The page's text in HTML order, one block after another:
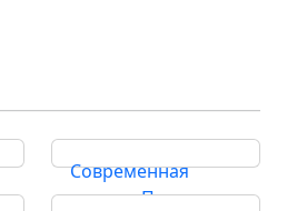
Современная
песня о Пскове